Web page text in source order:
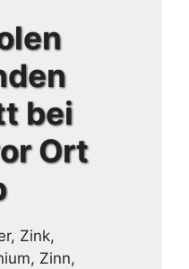
bei
Ort
Zink,
Zinn,